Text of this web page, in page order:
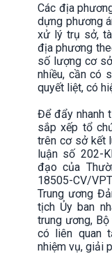
Các địa
dựng phương
xử lý trụ sở,
địa phương
số lượng cơ
nhiều, cần có
quyết liệt, có
Để đẩy nhanh
sắp xếp tổ
trên cơ sở kết
luận số 202-
đạo của
18505-CV/
Trung ương
tịch Ủy ban
trung ương,
có liên quan
nhiệm vụ, giải